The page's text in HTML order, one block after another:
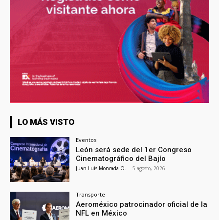
LO MÁS VISTO
Eventos
León será sede del 1er Congreso
Cinematográfico del Bajío
Juan Luis Moncada O. - 5 agosto, 2026
Transporte
Aeroméxico patrocinador oficial de la
NFL en México